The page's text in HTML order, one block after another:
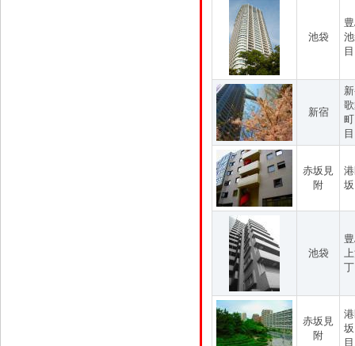
池袋
目
新宿
目
赤坂見
附
池袋
赤坂見
附
目